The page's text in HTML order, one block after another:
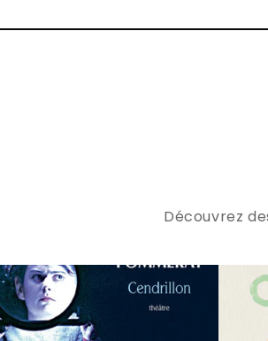
Découvrez